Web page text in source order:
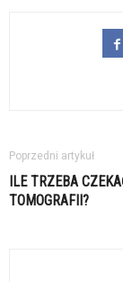
Poprzedni artykuł
ILE TRZEBA
TOMOGRAFII?